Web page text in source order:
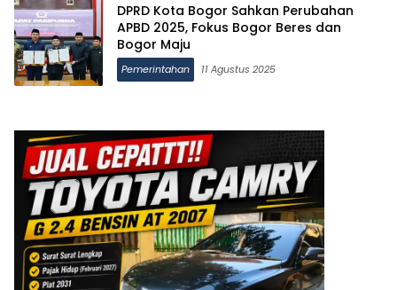
DPRD Kota Bogor Sahkan Perubahan
APBD 2025, Fokus Bogor Beres dan
Bogor Maju
Pemerintahan 11 Agustus 2025